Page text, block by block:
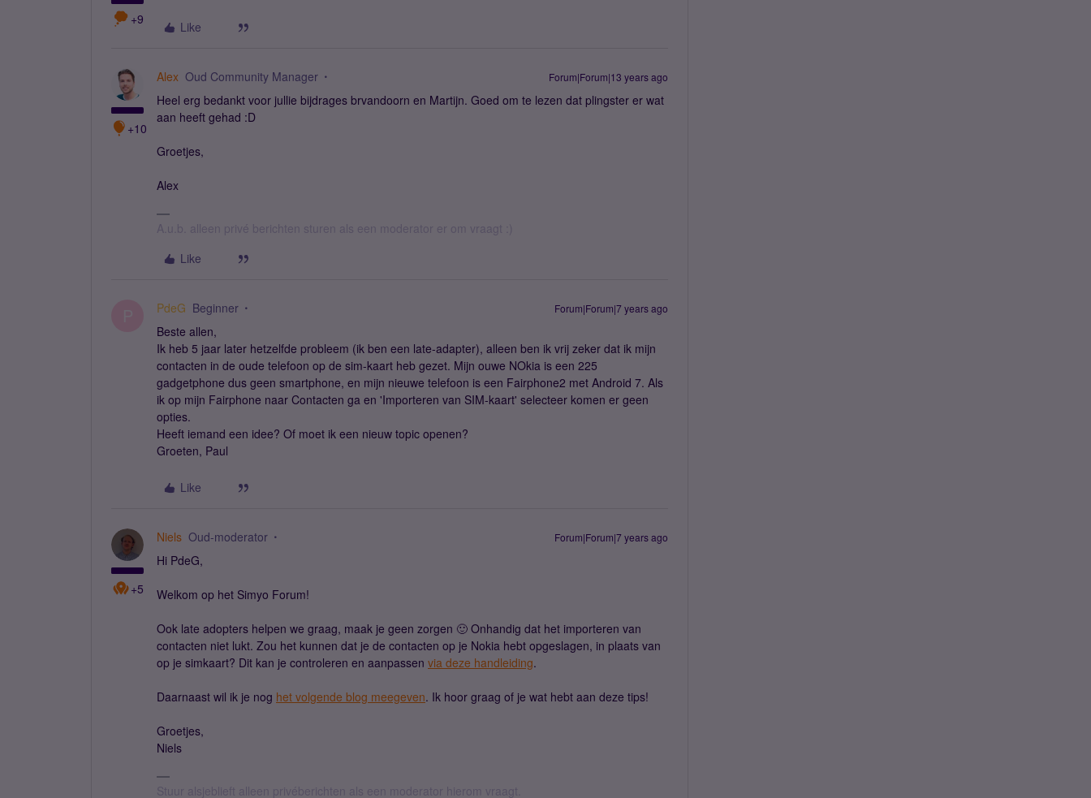
+9 Like
+10
Alex Oud Community Manager Forum|Forum|13 years ago
Heel erg bedankt voor jullie bijdrages brvandoorn en Martijn. Goed om te lezen dat plingster er wat
aan heeft gehad :D
Groetjes,
Alex
A.u.b. alleen privé berichten sturen als een moderator er om vraagt :)
Like
PdeG Beginner Forum|Forum|7 years ago
Beste allen,
Ik heb 5 jaar later hetzelfde probleem (ik ben een late-adapter), alleen ben ik vrij zeker dat ik mijn
contacten in de oude telefoon op de sim-kaart heb gezet. Mijn ouwe NOkia is een 225
gadgetphone dus geen smartphone, en mijn nieuwe telefoon is een Fairphone2 met Android 7. Als
ik op mijn Fairphone naar Contacten ga en 'Importeren van SIM-kaart' selecteer komen er geen
opties.
Heeft iemand een idee? Of moet ik een nieuw topic openen?
Groeten, Paul
Like
+5
Niels Oud-moderator Forum|Forum|7 years ago
Hi PdeG,
Welkom op het Simyo Forum!
Ook late adopters helpen we graag, maak je geen zorgen 🙂 Onhandig dat het importeren van
contacten niet lukt. Zou het kunnen dat je de contacten op je Nokia hebt opgeslagen, in plaats van
op je simkaart? Dit kan je controleren en aanpassen via deze handleiding.
Daarnaast wil ik je nog het volgende blog meegeven. Ik hoor graag of je wat hebt aan deze tips!
Groetjes,
Niels
Stuur alsjeblieft alleen privéberichten als een moderator hierom vraagt.